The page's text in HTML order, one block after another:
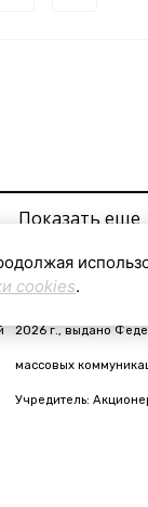
Показать еще
Свидетельство о
2026 г., выдано
массовых
Учредитель:
cookies.